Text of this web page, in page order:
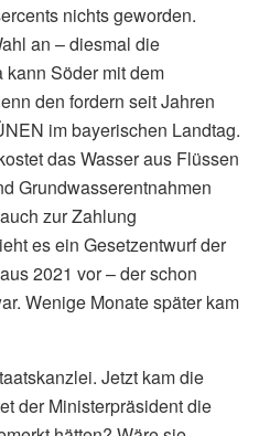
nichts geworden.
an – diesmal die
Söder mit dem
den fordern seit Jahren
im bayerischen Landtag.
das Wasser aus Flüssen
Grundwasserentnahmen
zur Zahlung
es ein Gesetzentwurf der
2021 vor – der schon
Wenige Monate später kam
Jetzt kam die
der Ministerpräsident die